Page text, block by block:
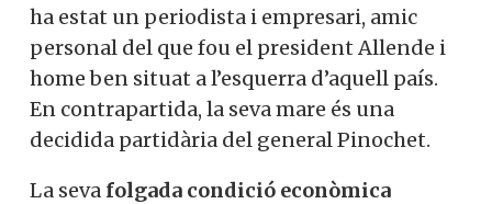
ha estat un periodista i empresari, amic
personal del que fou el president Allende i
home ben situat a l’esquerra d’aquell país.
En contrapartida, la seva mare és una
decidida partidària del general Pinochet.
La seva folgada condició econòmica